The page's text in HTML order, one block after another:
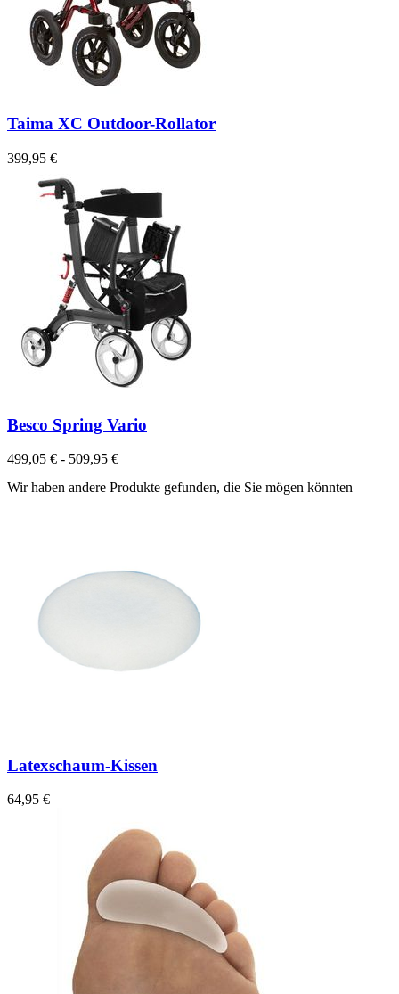
Taima XC Outdoor-Rollator
399,95 €
Besco Spring Vario
499,05 € - 509,95 €
Wir haben andere Produkte gefunden, die Sie mögen könnten
Latexschaum-Kissen
64,95 €